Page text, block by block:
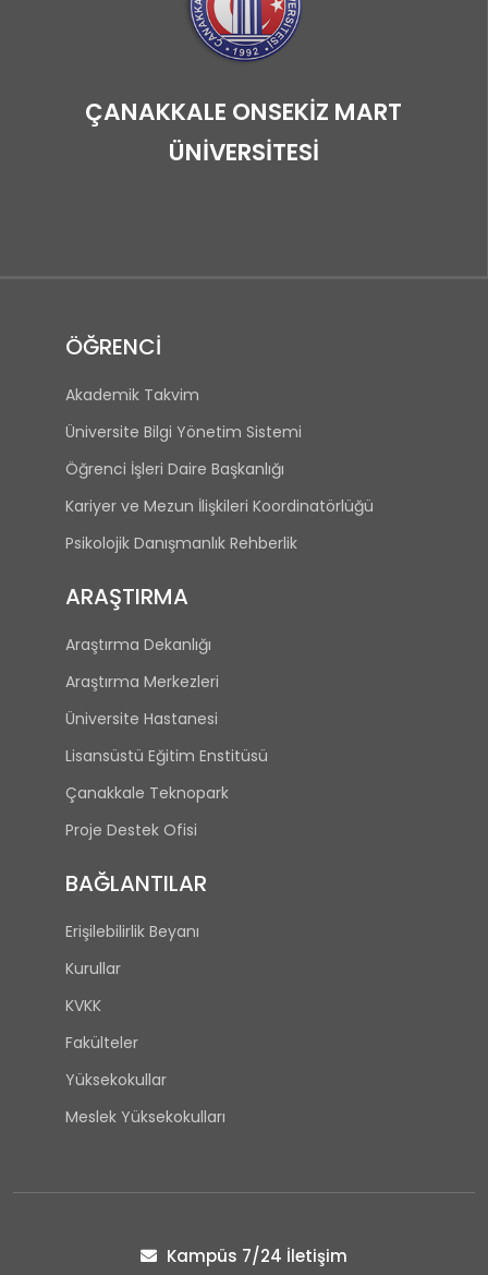
ÇANAKKALE ONSEKİZ MART
ÜNİVERSİTESİ
ÖĞRENCİ
Akademik Takvim
Üniversite Bilgi Yönetim Sistemi
Öğrenci İşleri Daire Başkanlığı
Kariyer ve Mezun İlişkileri Koordinatörlüğü
Psikolojik Danışmanlık Rehberlik
ARAŞTIRMA
Araştırma Dekanlığı
Araştırma Merkezleri
Üniversite Hastanesi
Lisansüstü Eğitim Enstitüsü
Çanakkale Teknopark
Proje Destek Ofisi
BAĞLANTILAR
Erişilebilirlik Beyanı
Kurullar
KVKK
Fakülteler
Yüksekokullar
Meslek Yüksekokulları
Kampüs 7/24 İletişim